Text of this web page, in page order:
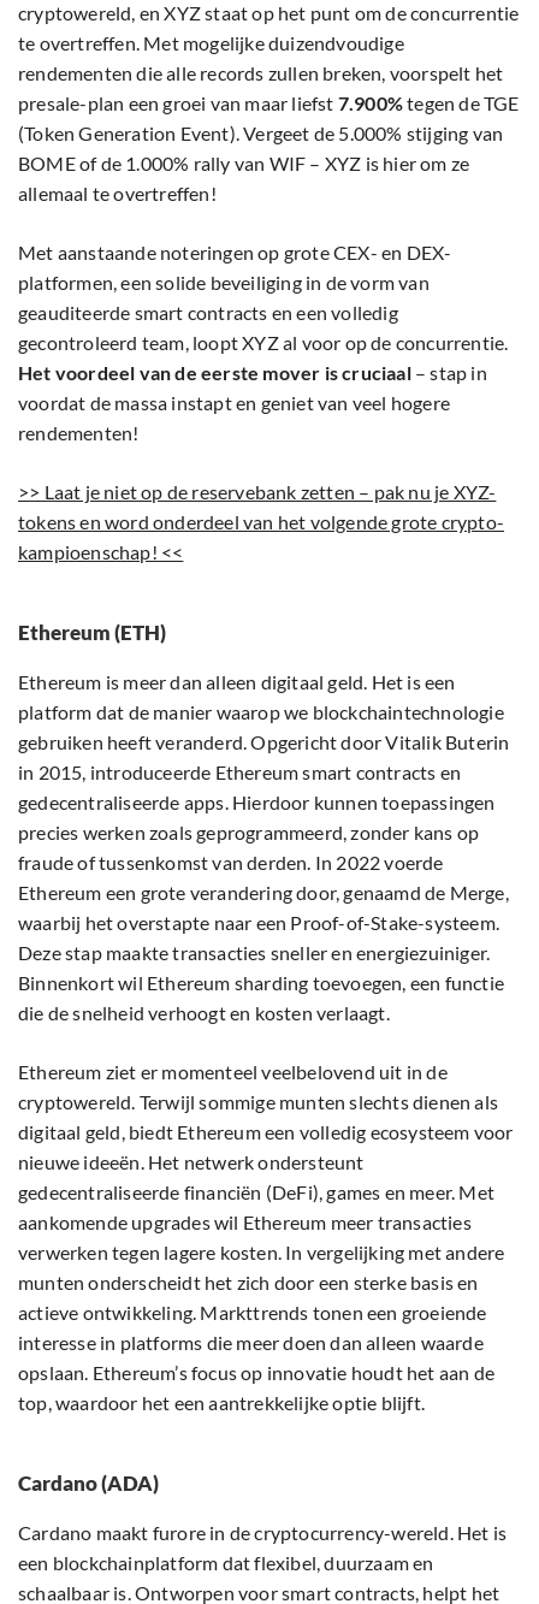
cryptowereld, en XYZ staat op het punt om de concurrentie
te overtreffen. Met mogelijke duizendvoudige
rendementen die alle records zullen breken, voorspelt het
presale-plan een groei van maar liefst 7.900%tegen de TGE
(Token Generation Event). Vergeet de 5.000% stijging van
BOME of de 1.000% rally van WIF – XYZ is hier om ze
allemaal te overtreffen!
Met aanstaande noteringen op grote CEX- en DEX-
platformen, een solide beveiliging in de vorm van
geauditeerde smart contracts en een volledig
gecontroleerd team, loopt XYZ al voor op de concurrentie.
Het voordeel van de eerste mover is cruciaal– stap in
voordat de massa instapt en geniet van veel hogere
rendementen!
>> Laat je niet op de reservebank zetten – pak nu je XYZ-
tokens en word onderdeel van het volgende grote crypto-
kampioenschap! <<
Ethereum (ETH)
Ethereum is meer dan alleen digitaal geld. Het is een
platform dat de manier waarop we blockchaintechnologie
gebruiken heeft veranderd. Opgericht door Vitalik Buterin
in 2015, introduceerde Ethereum smart contracts en
gedecentraliseerde apps. Hierdoor kunnen toepassingen
precies werken zoals geprogrammeerd, zonder kans op
fraude of tussenkomst van derden. In 2022 voerde
Ethereum een grote verandering door, genaamd de Merge,
waarbij het overstapte naar een Proof-of-Stake-systeem.
Deze stap maakte transacties sneller en energiezuiniger.
Binnenkort wil Ethereum sharding toevoegen, een functie
die de snelheid verhoogt en kosten verlaagt.
Ethereum ziet er momenteel veelbelovend uit in de
cryptowereld. Terwijl sommige munten slechts dienen als
digitaal geld, biedt Ethereum een volledig ecosysteem voor
nieuwe ideeën. Het netwerk ondersteunt
gedecentraliseerde financiën (DeFi), games en meer. Met
aankomende upgrades wil Ethereum meer transacties
verwerken tegen lagere kosten. In vergelijking met andere
munten onderscheidt het zich door een sterke basis en
actieve ontwikkeling. Markttrends tonen een groeiende
interesse in platforms die meer doen dan alleen waarde
opslaan. Ethereum’s focus op innovatie houdt het aan de
top, waardoor het een aantrekkelijke optie blijft.
Cardano (ADA)
Cardano maakt furore in de cryptocurrency-wereld. Het is
een blockchainplatform dat flexibel, duurzaam en
schaalbaar is. Ontworpen voor smart contracts, helpt het